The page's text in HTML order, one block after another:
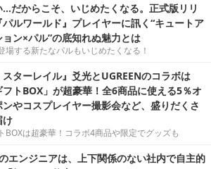
…だからこそ、いじめたくなる。正式版リリ
パルワールド』プレイヤーに訊く“キュートア
ョン×パル”の底知れぬ魅力とは
場する新たなパルもいじめたくなる！
スターレイル』爻光とUGREENのコラボは
フトBOX」が超豪華！全6商品に使える5％オ
ンやコスプレイヤー撮影会など、盛りだくさ
け
BOXは超豪華！コラボ4商品や限定でグッズも
エンジニアは、上下関係のない社内で自主的